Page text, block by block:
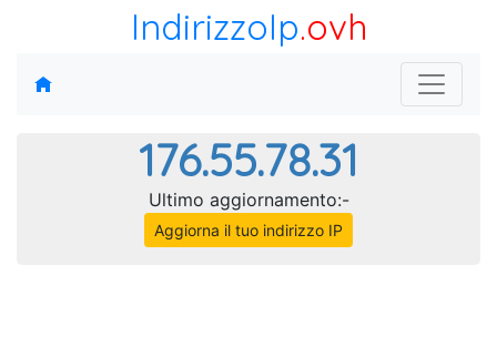
IndirizzoIp.ovh
176.55.78.31
Ultimo aggiornamento:-
Aggiorna il tuo indirizzo IP